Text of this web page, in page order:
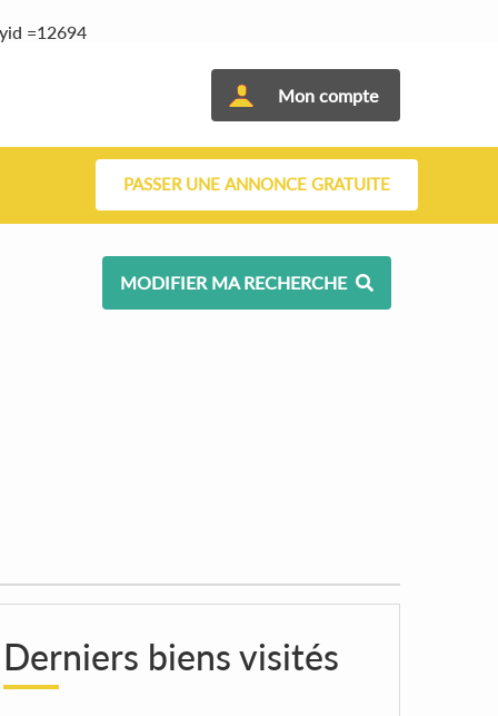
=12694
Mon compte
PASSER UNE ANNONCE GRATUITE
MODIFIER MA RECHERCHE
Derniers biens visités